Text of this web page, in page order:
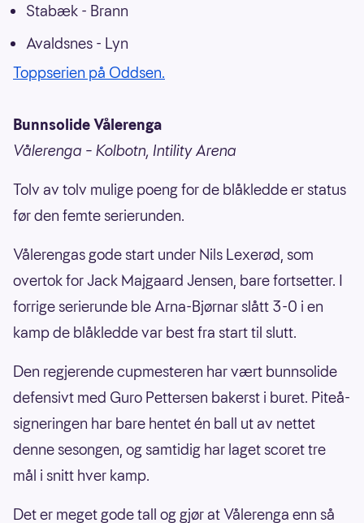
Stabæk - Brann
Avaldsnes - Lyn
Toppserien på Oddsen.
Bunnsolide Vålerenga
Vålerenga – Kolbotn, Intility Arena
Tolv av tolv mulige poeng for de blåkledde er status
før den femte serierunden.
Vålerengas gode start under Nils Lexerød, som
overtok for Jack Majgaard Jensen, bare fortsetter. I
forrige serierunde ble Arna-Bjørnar slått 3-0 i en
kamp de blåkledde var best fra start til slutt.
Den regjerende cupmesteren har vært bunnsolide
defensivt med Guro Pettersen bakerst i buret. Piteå-
signeringen har bare hentet én ball ut av nettet
denne sesongen, og samtidig har laget scoret tre
mål i snitt hver kamp.
Det er meget gode tall og gjør at Vålerenga enn så